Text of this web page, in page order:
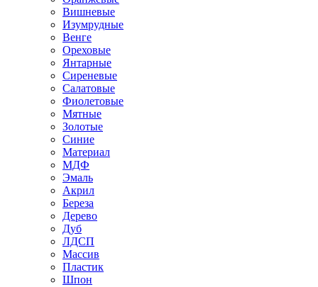
Вишневые
Изумрудные
Венге
Ореховые
Янтарные
Сиреневые
Салатовые
Фиолетовые
Мятные
Золотые
Синие
Материал
МДФ
Эмаль
Акрил
Береза
Дерево
Дуб
ЛДСП
Массив
Пластик
Шпон